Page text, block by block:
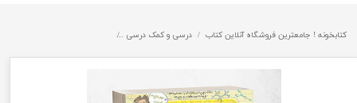
کتابخونه ! جامعترین فروشگاه آنلاین کتاب درسی و کمک درسی